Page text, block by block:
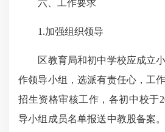
六、工作要求
1.加强组织领导
区教育局和初中学校应成立小
作领导小组，选派有责任心，工
招生资格审核工作，各初中校于
导小组成员名单报送中教股备案